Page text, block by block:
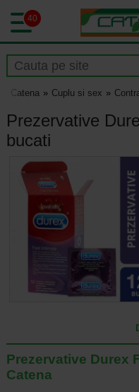
40
Catena Cuplu si sex
Prezervative
bucati
Prezervative Durex
Catena